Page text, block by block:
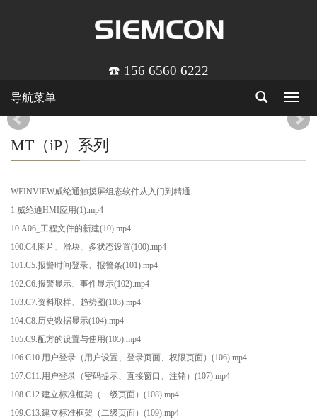
☎️ 156 6560 6222
Toggle
导航菜单
MT（iP）系列
WEINVIEW威纶通触摸屏组态软件从入门到精通
1.威纶通HMI应用(1).mp4
10.A06_工程文件的新建(10).mp4
100.C4.图片、滑块、多状态设置(100).mp4
101.C5.报警时间登录、报警条(101).mp4
102.C6.报警显示、事件显示(102).mp4
103.C7.资料取样、趋势图(103).mp4
104.C8.历史数据显示(104).mp4
105.C9.配方的设置与使用(105).mp4
106.C10.用户登录（用户设置、登录页面、权限页面）(106).mp4
107.C11.用户登录（密码提示、直接窗口、注销）(107).mp4
108.C12.建立标准框架（一级页面）(108).mp4
109.C13.建立标准框架（二级页面）(109).mp4